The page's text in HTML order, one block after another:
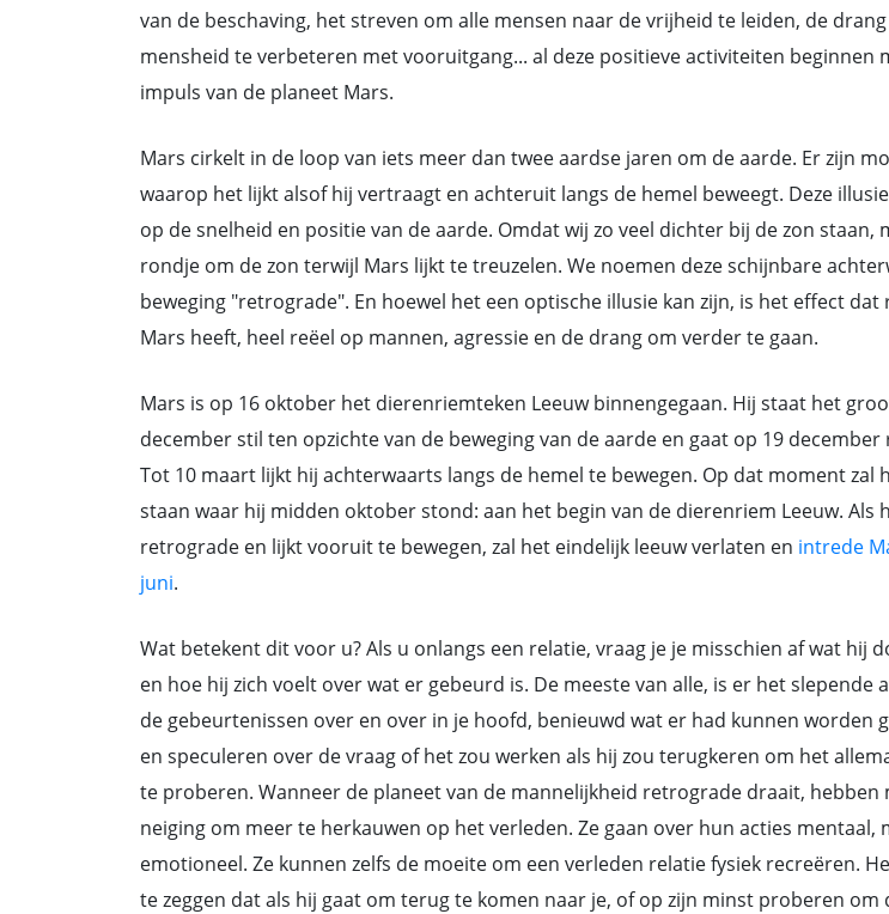
van de beschaving, het streven om alle mensen naar de vrijheid te leiden, de
mensheid te verbeteren met vooruitgang... al deze positieve activiteiten beginnen
impuls van de planeet Mars.
Mars cirkelt in de loop van iets meer dan twee aardse jaren om de aarde. Er zijn
waarop het lijkt alsof hij vertraagt en achteruit langs de hemel beweegt. Deze
op de snelheid en positie van de aarde. Omdat wij zo veel dichter bij de zon staan,
rondje om de zon terwijl Mars lijkt te treuzelen. We noemen deze schijnbare
beweging "retrograde". En hoewel het een optische illusie kan zijn, is het effect
Mars heeft, heel reëel op mannen, agressie en de drang om verder te gaan.
Mars is op 16 oktober het dierenriemteken Leeuw binnengegaan. Hij staat het
december stil ten opzichte van de beweging van de aarde en gaat op 19
Tot 10 maart lijkt hij achterwaarts langs de hemel te bewegen. Op dat moment zal
staan waar hij midden oktober stond: aan het begin van de dierenriem Leeuw. Als
retrograde en lijkt vooruit te bewegen, zal het eindelijk leeuw verlaten en intrede
juni.
Wat betekent dit voor u? Als u onlangs een relatie, vraag je je misschien af wat hij
en hoe hij zich voelt over wat er gebeurd is. De meeste van alle, is er het slepende
de gebeurtenissen over en over in je hoofd, benieuwd wat er had kunnen worden
en speculeren over de vraag of het zou werken als hij zou terugkeren om het
te proberen. Wanneer de planeet van de mannelijkheid retrograde draait, hebben
neiging om meer te herkauwen op het verleden. Ze gaan over hun acties mentaal,
emotioneel. Ze kunnen zelfs de moeite om een verleden relatie fysiek recreëren.
te zeggen dat als hij gaat om terug te komen naar je, of op zijn minst proberen om